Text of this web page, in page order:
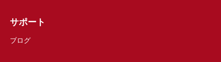
サポート
ブログ